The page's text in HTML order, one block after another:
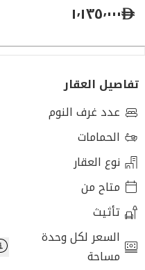
١٬١٣٥٬٠٠٠
تفاصيل العقار
عدد غرف النوم
الحمامات
نوع العقار
متاح من
تأثيث
السعر لكل وحدة
مساحة